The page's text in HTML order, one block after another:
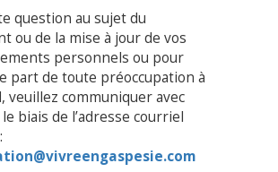
question au sujet du
ou de la mise à jour de vos
personnels ou pour
part de toute préoccupation à
veuillez communiquer avec
biais de l’adresse courriel